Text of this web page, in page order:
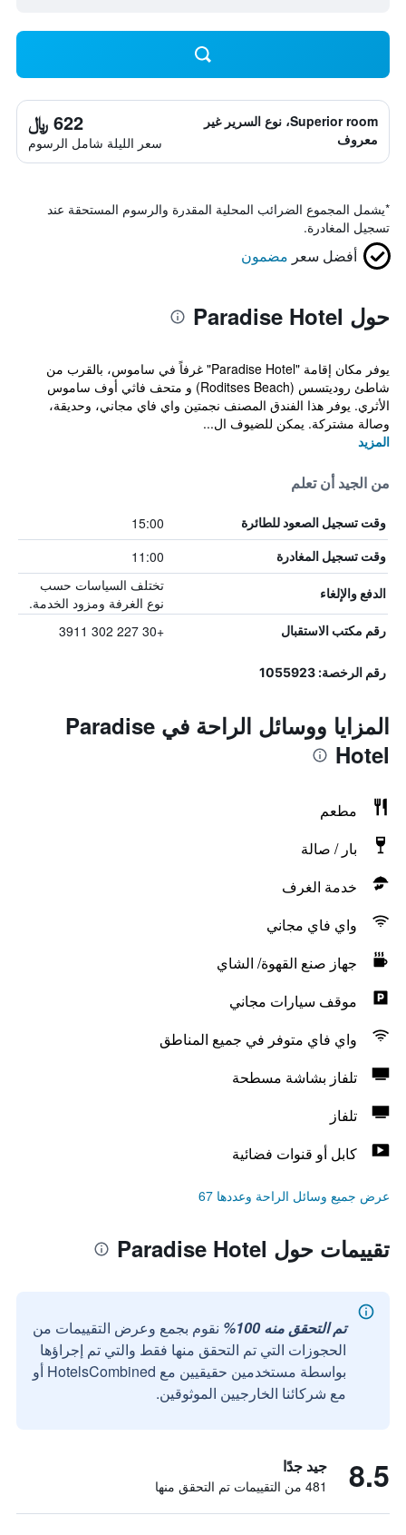
Superior room، نوع السرير غير
معروف
622 ﷼
سعر الليلة شامل الرسوم
*يشمل المجموع الضرائب المحلية المقدرة والرسوم المستحقة عند
تسجيل المغادرة.
أفضل سعر مضمون
حول Paradise Hotel
يوفر مكان إقامة "Paradise Hotel" غرفاً في ساموس، بالقرب من
شاطئ روديتسس (Roditses Beach) و متحف فاثي أوف ساموس
الأثري. يوفر هذا الفندق المصنف نجمتين واي فاي مجاني، وحديقة،
وصالة مشتركة. يمكن للضيوف ال...
المزيد
من الجيد أن تعلم
وقت تسجيل الصعود للطائرة 15:00
وقت تسجيل المغادرة 11:00
الدفع والإلغاء
تختلف السياسات حسب
نوع الغرفة ومزود الخدمة.
رقم مكتب الاستقبال +30 227 302 3911
رقم الرخصة: 1055923
المزايا ووسائل الراحة في Paradise
Hotel
مطعم
بار / صالة
خدمة الغرف
واي فاي مجاني
جهاز صنع القهوة/ الشاي
موقف سيارات مجاني
واي فاي متوفر في جميع المناطق
تلفاز بشاشة مسطحة
تلفاز
كابل أو قنوات فضائية
عرض جميع وسائل الراحة وعددها 67
تقييمات حول Paradise Hotel
تم التحقق منه 100%
نقوم بجمع وعرض التقييمات من
الحجوزات التي تم التحقق منها فقط والتي تم إجراؤها
بواسطة مستخدمين حقيقيين مع HotelsCombined أو
مع شركائنا الخارجيين الموثوقين.
8.5 جيد جدًا
481 من التقييمات تم التحقق منها